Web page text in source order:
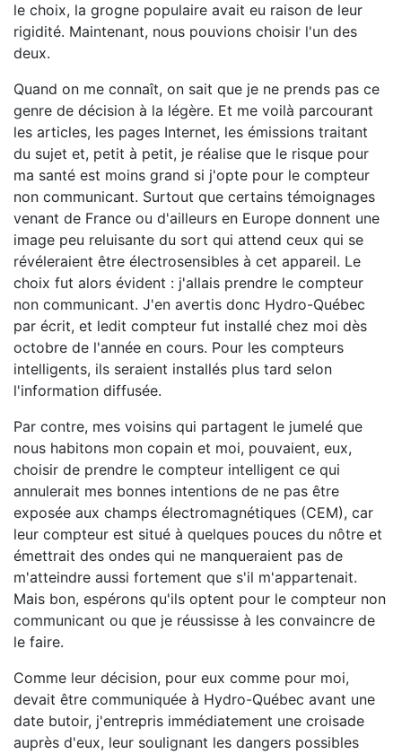
le choix, la grogne populaire avait eu raison de leur
rigidité. Maintenant, nous pouvions choisir l'un des
deux.
Quand on me connaît, on sait que je ne prends pas ce
genre de décision à la légère. Et me voilà parcourant
les articles, les pages Internet, les émissions traitant
du sujet et, petit à petit, je réalise que le risque pour
ma santé est moins grand si j'opte pour le compteur
non communicant. Surtout que certains témoignages
venant de France ou d'ailleurs en Europe donnent une
image peu reluisante du sort qui attend ceux qui se
révéleraient être électrosensibles à cet appareil. Le
choix fut alors évident : j'allais prendre le compteur
non communicant. J'en avertis donc Hydro-Québec
par écrit, et ledit compteur fut installé chez moi dès
octobre de l'année en cours. Pour les compteurs
intelligents, ils seraient installés plus tard selon
l'information diffusée.
Par contre, mes voisins qui partagent le jumelé que
nous habitons mon copain et moi, pouvaient, eux,
choisir de prendre le compteur intelligent ce qui
annulerait mes bonnes intentions de ne pas être
exposée aux champs électromagnétiques (CEM), car
leur compteur est situé à quelques pouces du nôtre et
émettrait des ondes qui ne manqueraient pas de
m'atteindre aussi fortement que s'il m'appartenait.
Mais bon, espérons qu'ils optent pour le compteur non
communicant ou que je réussisse à les convaincre de
le faire.
Comme leur décision, pour eux comme pour moi,
devait être communiquée à Hydro-Québec avant une
date butoir, j'entrepris immédiatement une croisade
auprès d'eux, leur soulignant les dangers possibles